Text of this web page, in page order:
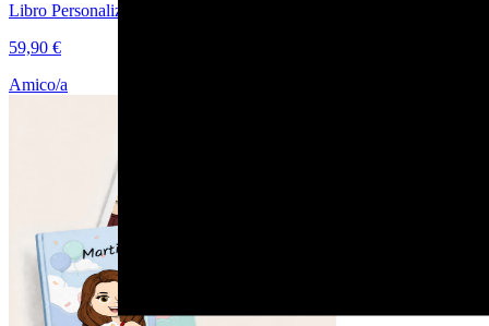
Libro Personalizzato per Anniversario di Matrimonio
59,90 €
Amico/a